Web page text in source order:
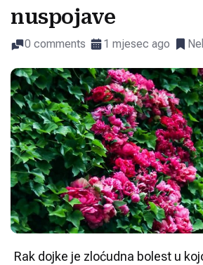
nuspojave
0 comments 1 mjesec ago
Rak dojke je zloćudna bolest u